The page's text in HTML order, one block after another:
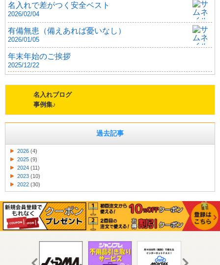
名入れで差がつく安全ベスト
2026/02/04
有備無患（備えあれば憂いなし）
2026/01/05
年末年始のご挨拶
2025/12/22
名入れブログ
事例集♪
過去記事
2026 (4)
2025 (9)
2024 (11)
2023 (10)
2022 (30)